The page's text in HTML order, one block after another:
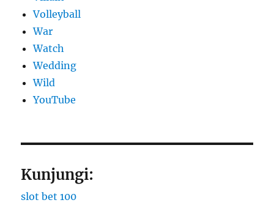
Volleyball
War
Watch
Wedding
Wild
YouTube
Kunjungi:
slot bet 100